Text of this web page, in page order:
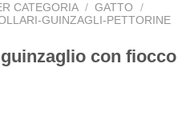
Aggiungi
dei
CATEGORIA / GATTO
/
GUINZAGLI-PETTORINE
con fiocco